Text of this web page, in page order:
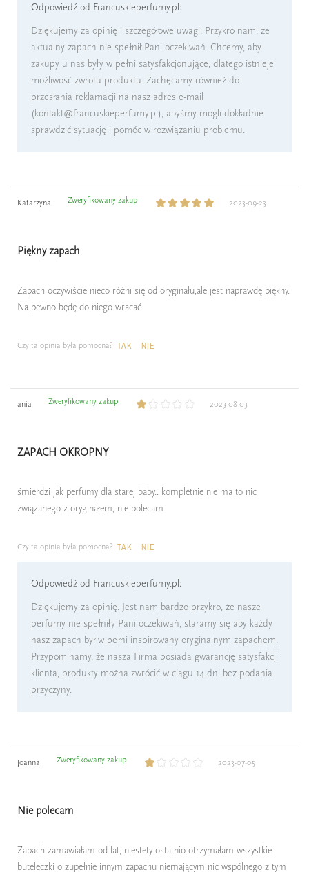
Odpowiedź od Francuskieperfumy.pl:
Dziękujemy za opinię i szczegółowe uwagi. Przykro nam, że
aktualny zapach nie spełnił Pani oczekiwań. Chcemy, aby
zakupy u nas były w pełni satysfakcjonujące, dlatego istnieje
możliwość zwrotu produktu. Zachęcamy również do
przesłania reklamacji na nasz adres e-mail
(kontakt@francuskieperfumy.pl), abyśmy mogli dokładnie
sprawdzić sytuację i pomóc w rozwiązaniu problemu.
Katarzyna Zweryfikowany zakup 2023-09-23
Piękny zapach
Zapach oczywiście nieco różni się od oryginału,ale jest naprawdę piękny.
Na pewno będę do niego wracać.
Czy ta opinia była pomocna? TAK NIE
ania Zweryfikowany zakup 2023-08-03
ZAPACH OKROPNY
śmierdzi jak perfumy dla starej baby.. kompletnie nie ma to nic
związanego z oryginałem, nie polecam
Czy ta opinia była pomocna? TAK NIE
Odpowiedź od Francuskieperfumy.pl:
Dziękujemy za opinię. Jest nam bardzo przykro, że nasze
perfumy nie spełniły Pani oczekiwań, staramy się aby każdy
nasz zapach był w pełni inspirowany oryginalnym zapachem.
Przypominamy, że nasza Firma posiada gwarancję satysfakcji
klienta, produkty można zwrócić w ciągu 14 dni bez podania
przyczyny.
Joanna Zweryfikowany zakup 2023-07-05
Nie polecam
Zapach zamawiałam od lat, niestety ostatnio otrzymałam wszystkie
buteleczki o zupełnie innym zapachu niemającym nic wspólnego z tym